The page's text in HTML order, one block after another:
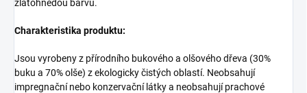
zlatohnědou barvu.
Charakteristika produktu:
Jsou vyrobeny z přírodního bukového a olšového dřeva (30%
buku a 70% olše) z ekologicky čistých oblastí. Neobsahují
impregnační nebo konzervační látky a neobsahují prachové